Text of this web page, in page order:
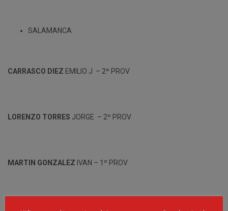
SALAMANCA
CARRASCO DIEZ EMILIO J – 2º PROV
LORENZO TORRES JORGE – 2º PROV
MARTIN GONZALEZ IVAN – 1º PROV
CARDENAS GOMEZ JOSUE I. – 2º PROV